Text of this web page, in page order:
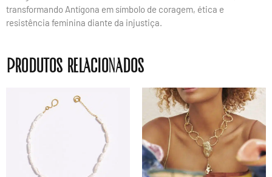
transformando Antígona em símbolo de coragem, ética e
resistência feminina diante da injustiça.
Produtos relacionados